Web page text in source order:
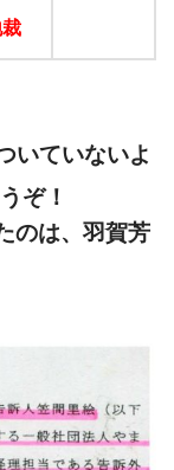
いていないよ
ぞ！
のは、羽賀芳